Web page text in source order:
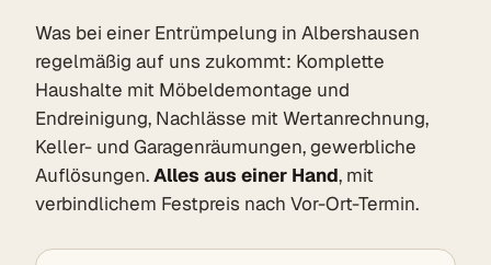
Was bei einer Entrümpelung in Albershausen
regelmäßig auf uns zukommt: Komplette
Haushalte mit Möbeldemontage und
Endreinigung, Nachlässe mit Wertanrechnung,
Keller- und Garagenräumungen, gewerbliche
Auflösungen.Alles aus einer Hand, mit
verbindlichem Festpreis nach Vor-Ort-Termin.